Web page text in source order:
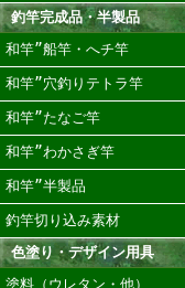
釣竿完成品・半製品
和竿”船竿・へチ竿
和竿”穴釣りテトラ竿
和竿”たなご竿
和竿”わかさぎ竿
和竿”半製品
釣竿切り込み素材
色塗り・デザイン用具
塗料（ウレタン・他）